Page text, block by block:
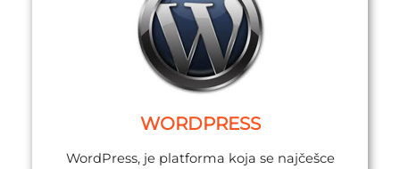
WORDPRESS
WordPress, je platforma koja se najčešce